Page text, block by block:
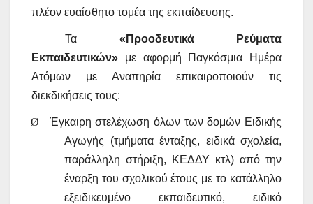
πλέον ευαίσθητο τομέα της εκπαίδευσης.
Τα «Προοδευτικά Ρεύματα
Εκπαιδευτικών» με αφορμή Παγκόσμια Ημέρα
Ατόμων με Αναπηρία επικαιροποιούν τις
διεκδικήσεις τους:
Ø
Έγκαιρη στελέχωση όλων των δομών Ειδικής
Αγωγής (τμήματα ένταξης, ειδικά σχολεία,
παράλληλη στήριξη, ΚΕΔΔΥ κτλ) από την
έναρξη του σχολικού έτους με το κατάλληλο
εξειδικευμένο εκπαιδευτικό, ειδικό